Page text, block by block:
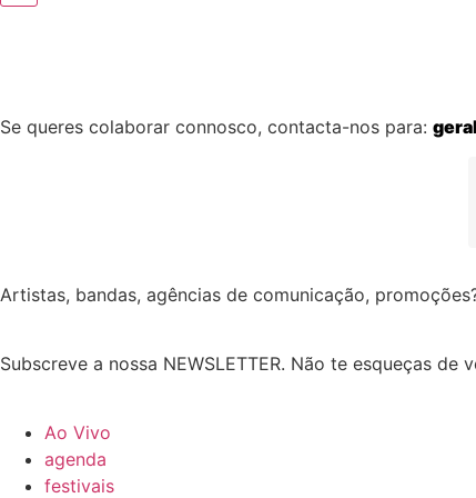
Se queres colaborar connosco, contacta-nos para:
Artistas, bandas, agências de comunicação,
Subscreve a nossa NEWSLETTER. Não te esqueças de
Ao Vivo
agenda
festivais